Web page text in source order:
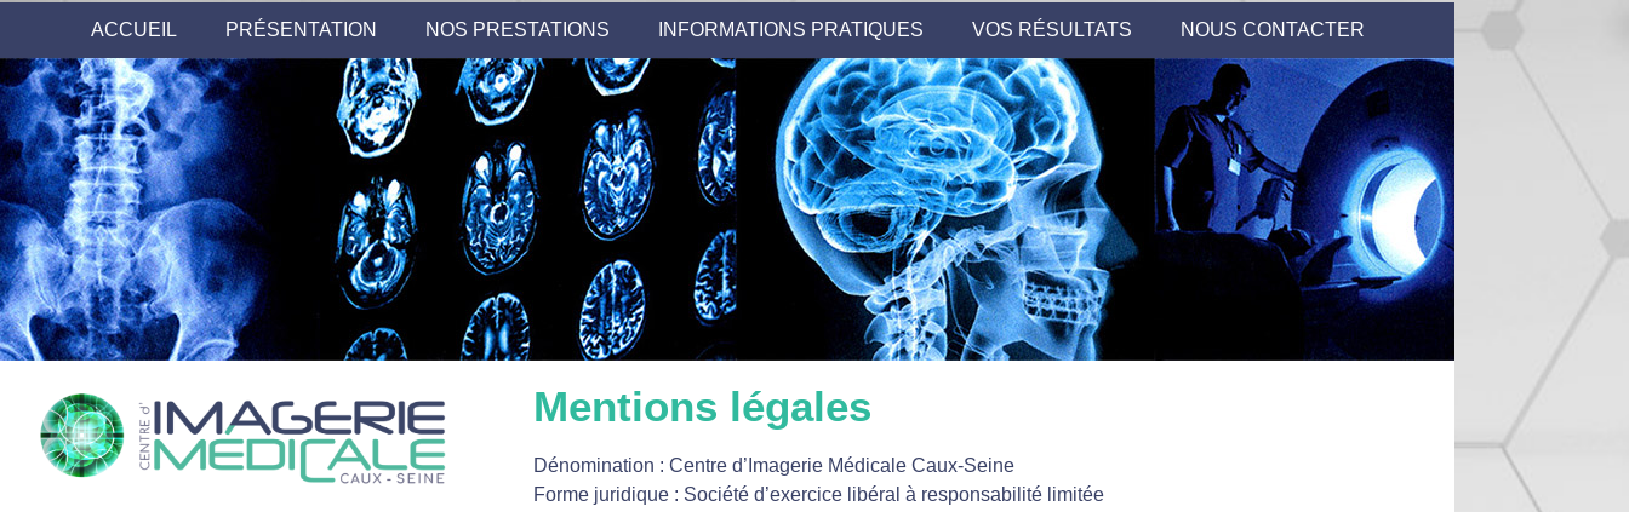
ACCUEIL PRÉSENTATION NOS PRESTATIONS INFORMATIONS PRATIQUES VOS RÉSULTATS NOUS CONTACTER
Mentions légales
Dénomination : Centre d’Imagerie Médicale Caux-Seine
Forme juridique : Société d’exercice libéral à responsabilité limitée